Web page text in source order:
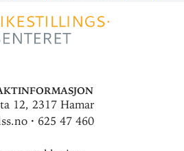
12, 2317 Hamar
· 625 47 460